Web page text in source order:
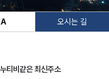
오시는 길
티비같은 최신주소